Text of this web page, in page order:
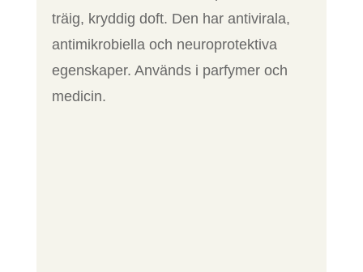
träig, kryddig doft. Den har antivirala,
antimikrobiella och neuroprotektiva
egenskaper. Används i parfymer och
medicin.